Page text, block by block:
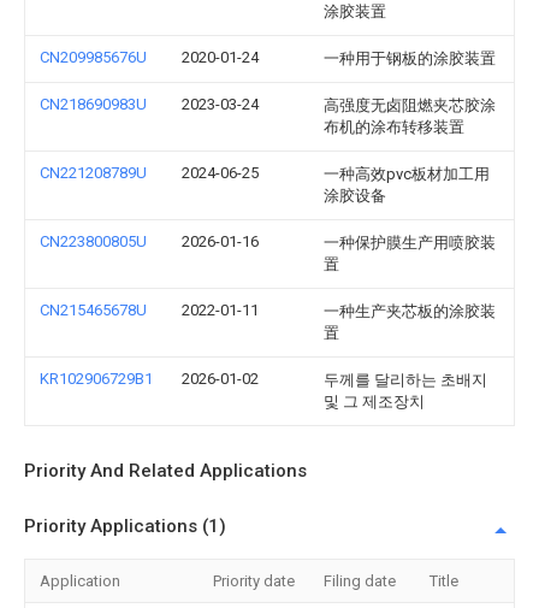
涂胶装置
CN209985676U 2020-01-24 一种用于钢板的涂胶装置
CN218690983U 2023-03-24
高强度无卤阻燃夹芯胶涂
布机的涂布转移装置
CN221208789U 2024-06-25
一种高效pvc板材加工用
涂胶设备
CN223800805U 2026-01-16
一种保护膜生产用喷胶装
置
CN215465678U 2022-01-11
一种生产夹芯板的涂胶装
置
KR102906729B1 2026-01-02
두께를 달리하는 초배지
및 그 제조장치
Priority And Related Applications
Priority Applications (1)
Application Priority date Filing date Title